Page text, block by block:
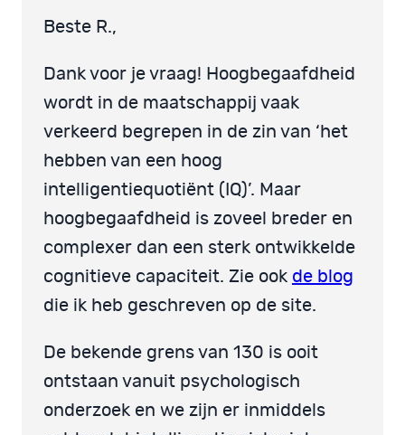
Beste R.,
Dank voor je vraag! Hoogbegaafdheid
wordt in de maatschappij vaak
verkeerd begrepen in de zin van ‘het
hebben van een hoog
intelligentiequotiënt (IQ)’. Maar
hoogbegaafdheid is zoveel breder en
complexer dan een sterk ontwikkelde
cognitieve capaciteit. Zie ook de blog
die ik heb geschreven op de site.
De bekende grens van 130 is ooit
ontstaan vanuit psychologisch
onderzoek en we zijn er inmiddels